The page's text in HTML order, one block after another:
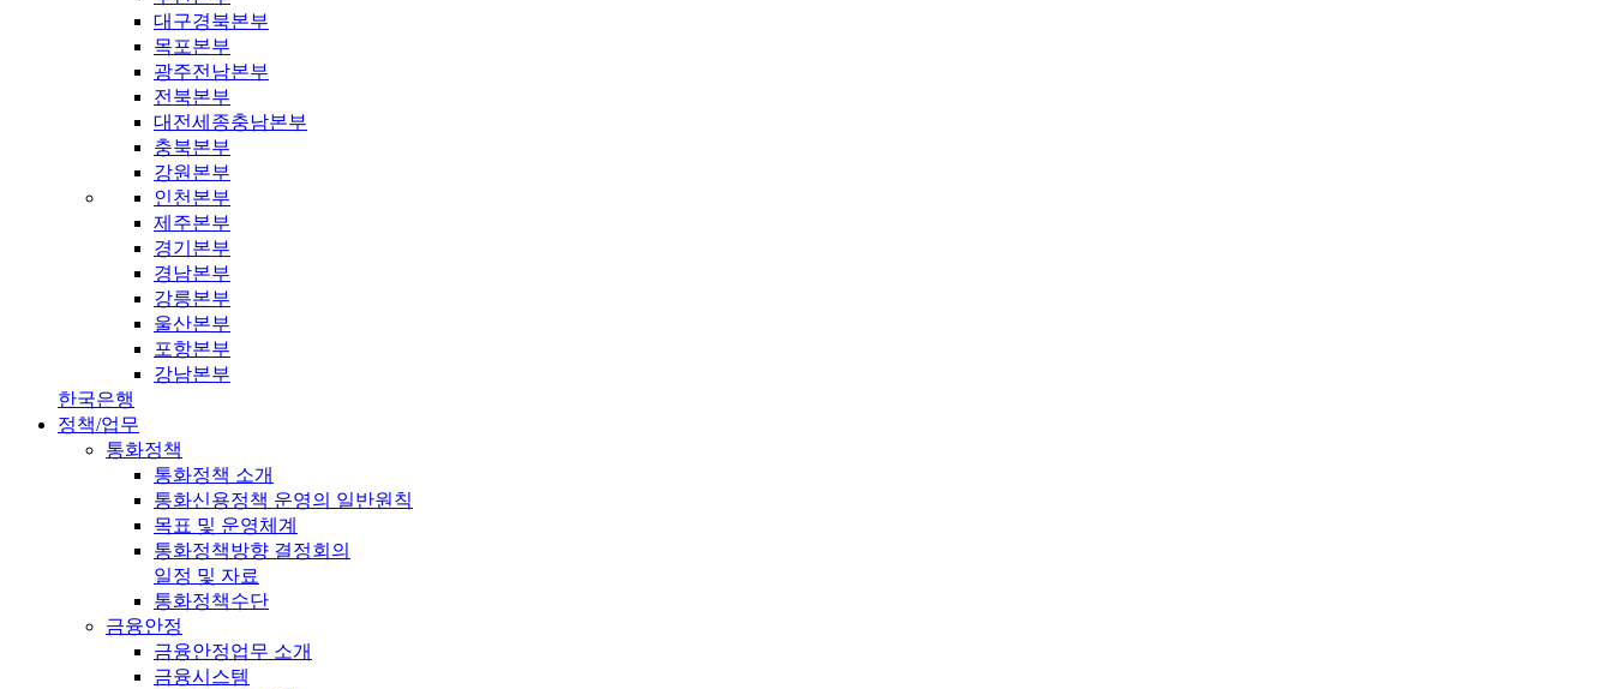
대구경북본부
목포본부
광주전남본부
전북본부
대전세종충남본부
충북본부
강원본부
인천본부
제주본부
경기본부
경남본부
강릉본부
울산본부
포항본부
강남본부
한국은행
정책/업무
통화정책
통화정책 소개
통화신용정책 운영의 일반원칙
목표 및 운영체계
통화정책방향 결정회의
일정 및 자료
통화정책수단
금융안정
금융안정업무 소개
금융시스템